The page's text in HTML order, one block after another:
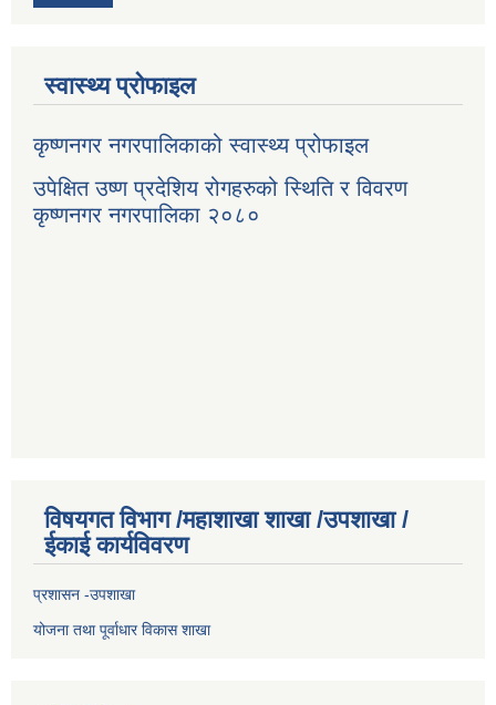
स्वास्थ्य प्रोफाइल
कृष्णनगर नगरपालिकाको स्वास्थ्य प्रोफाइल
उपेक्षित उष्ण प्रदेशिय रोगहरुको स्थिति र विवरण
कृष्णनगर नगरपालिका २०८०
विषयगत विभाग /महाशाखा शाखा /उपशाखा /
ईकाई कार्यविवरण
प्रशासन -उपशाखा
योजना तथा पूर्वाधार विकास शाखा